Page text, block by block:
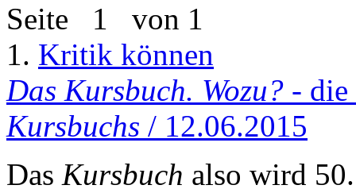
Seite 1 von 1
1. Kritik können
Das Kursbuch. Wozu? - die
Kursbuchs / 12.06.2015
Das Kursbuch also wird